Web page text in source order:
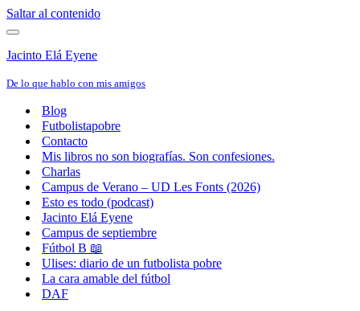
Saltar al contenido
Menú
navegación
Jacinto Elá Eyene
De lo que hablo con mis amigos
Blog
Futbolistapobre
Contacto
Mis libros no son biografías. Son confesiones.
Charlas
Campus de Verano – UD Les Fonts (2026)
Esto es todo (podcast)
Jacinto Elá Eyene
Campus de septiembre
Fútbol B 📖
Ulises: diario de un futbolista pobre
La cara amable del fútbol
DAF